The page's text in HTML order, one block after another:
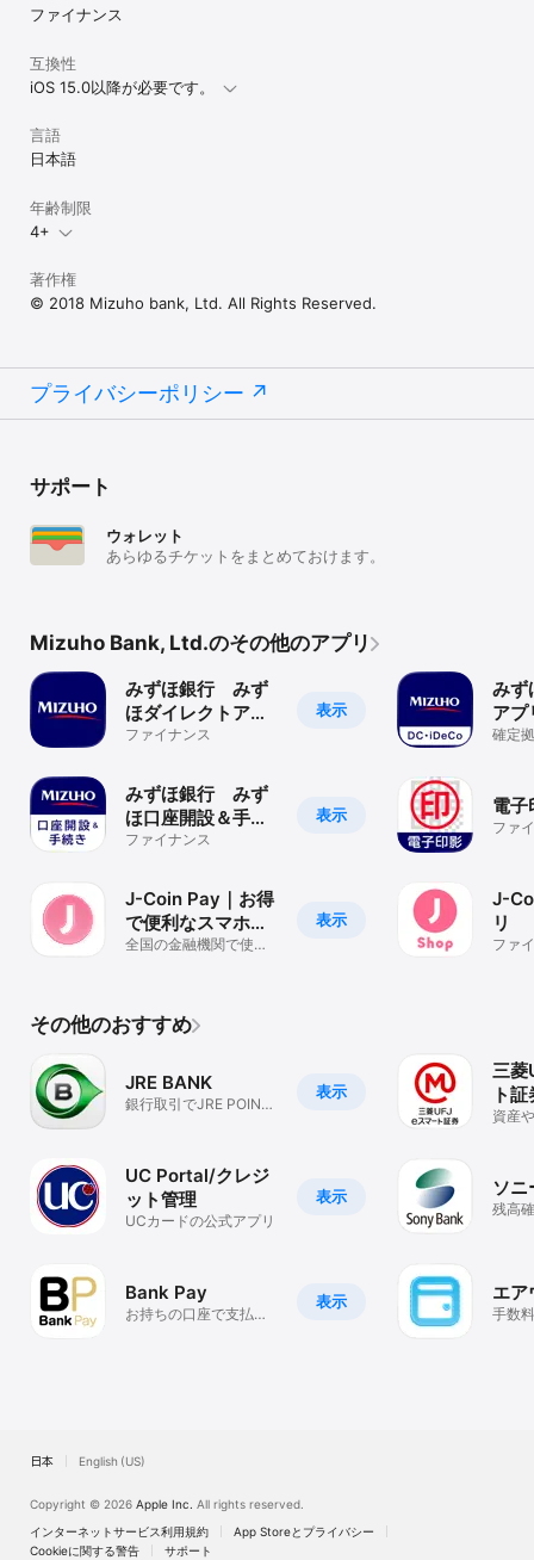
※システムメンテナンス等でご利用いただけない場合があります。
クラブカード／THE POINT）】
お支払ご利用可能時間帯（日本時間）：24時間365日
【J-Coin Pay】
お支払ご利用可能時間帯（日本時間）：24時間365日
みずほ銀行ウェブサイト
（https://www.mizuhobank.co.jp/wallet/iOS/detail/index.html）
より、ご確認ください。
本サービスを利用の場合、表示情報の誤植・欠落、取引依頼の不能
等、正常に利用できない可能性があります。
*本アプリ対応機種であっても、スマートフォンの利用状態等によっ
■ご留意事項
・本アプリのダウンロードおよびご利用には、別途通信費が発生
・Mizuho Suicaのご利用にあたっては、特急券・グリーン券・定期
券の発行、オートチャージ、Suicaキャンペーンは対象外になりま
https://www.mizuhobank.co.jp/company/info/profile/index.html
※QRコードは(株)デンソーウェーブの登録商標です。
ファイナンス
互換性
iOS 15.0以降が必要です。
言語
日本語
年齢制限
4+
著作権
© 2018 Mizuho bank, Ltd. All Rights Reserved.
プライバシーポリシー
サポート
ウォレット
あらゆるチケットをまとめておけます。
Mizuho Bank, Ltd.のその他のアプリ
表示
みずほ銀行 みず
ほダイレクトアプ
リ
ファイナンス
表示
みずほ銀行 みず
ほ口座開設＆手続
きアプリ
ファイナンス
表示
J-Coin Pay｜お得
で便利なスマホ決
済アプリ
全国の金融機関で使え
みず
アプ
確定
電子
ファ
J-
リ
ファ
その他のおすすめ
表示
JRE BANK
銀行取引でJRE POINT
表示
UC Portal/クレジ
ット管理
UCカードの公式アプリ
表示
Bank Pay
お持ちの口座で支払い
三菱
ト
式・
資産
ソニ
残高
エア
手数
日本 English (US)
Copyright © 2026 Apple Inc. All rights reserved.
インターネットサービス利用規約
App Storeとプライバシー
Cookieに関する警告
サポート